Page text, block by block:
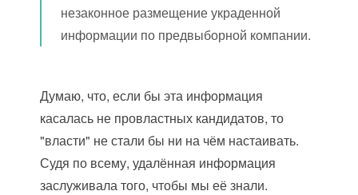
незаконное размещение украденной
информации по предвыборной компании.
Думаю, что, если бы эта информация
касалась не провластных кандидатов, то
"власти" не стали бы ни на чём настаивать.
Судя по всему, удалённая информация
заслуживала того, чтобы мы её знали.